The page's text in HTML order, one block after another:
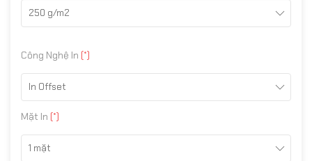
250 g/m2
Công Nghệ In (*)
In Offset
Mặt In (*)
1 mặt